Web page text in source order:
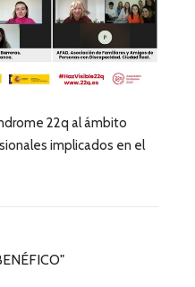
22q al ámbito
implicados en el